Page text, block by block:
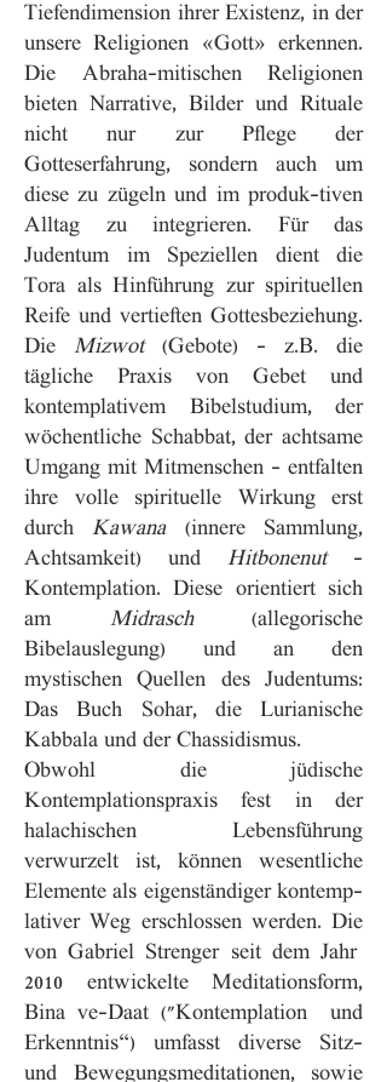
Tiefendimension ihrer Existenz, in der
unsere Religionen «Gott» erkennen.
Die Abraha-mitischen Religionen
bieten Narrative, Bilder und Rituale
nicht nur zur Pflege der
Gotteserfahrung, sondern auch um
diese zu zügeln und im produk-tiven
Alltag zu integrieren. Für das
Judentum im Speziellen dient die
Tora als Hinführung zur spirituellen
Reife und vertieften Gottesbeziehung.
Die Mizwot(Gebote) – z.B. die
tägliche Praxis von Gebet und
kontemplativem Bibelstudium, der
wöchentliche Schabbat, der achtsame
Umgang mit Mitmenschen – entfalten
ihre volle spirituelle Wirkung erst
durchKawana(innere Sammlung,
Achtsamkeit) und Hitbonenut–
Kontemplation. Diese orientiert sich
am Midrasch (allegorische
Bibelauslegung) und an den
mystischen Quellen des Judentums:
Das Buch Sohar, die Lurianische
Kabbala und der Chassidismus.
Obwohl die jüdische
Kontemplationspraxis fest in der
halachischen Lebensführung
verwurzelt ist, können wesentliche
Elemente als eigenständiger kontemp-
lativer Weg erschlossen werden. Die
von Gabriel Strenger seit dem Jahr
2010 entwickelte Meditationsform,
Bina ve-Daat ("Kontemplation und
Erkenntnis“) umfasst diverse Sitz-
und Bewegungsmeditationen, sowie